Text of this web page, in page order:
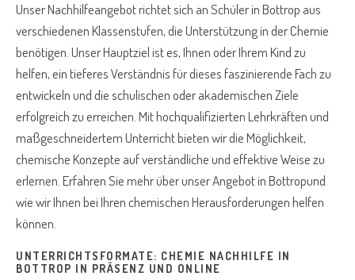
Unser Nachhilfeangebot richtet sich an Schüler in Bottrop aus
verschiedenen Klassenstufen, die Unterstützung in der Chemie
benötigen. Unser Hauptziel ist es, Ihnen oder Ihrem Kind zu
helfen, ein tieferes Verständnis für dieses faszinierende Fach zu
entwickeln und die schulischen oder akademischen Ziele
erfolgreich zu erreichen. Mit hochqualifizierten Lehrkräften und
maßgeschneidertem Unterricht bieten wir die Möglichkeit,
chemische Konzepte auf verständliche und effektive Weise zu
erlernen. Erfahren Sie mehr über unser Angebot in Bottropund
wie wir Ihnen bei Ihren chemischen Herausforderungen helfen
können.
UNTERRICHTSFORMATE: CHEMIE NACHHILFE IN
BOTTROP IN PRÄSENZ UND ONLINE